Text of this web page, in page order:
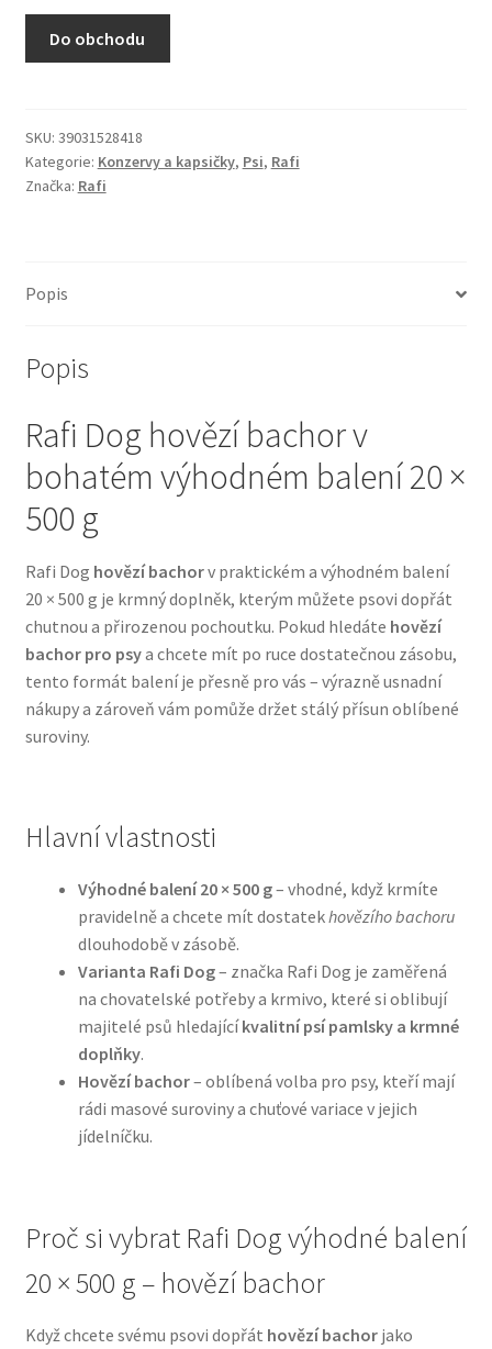
N&D Farmina pro kočky — Italské holistic krmivo
Pamlsky pro kočky
Purizon pro kočky
Veterinární dieta pro kočky
Vše pro psy — Krmivo, doplňky, vybavení
Boudy a výběhy
Bozita pro psy — Švédské krmivo s nordickou kvalitou
Brit pro psy
Granule pro psy
Natural Trainer pro psy — Italské krmivo s
přírodními složkami
Hračky pro psy
Konzervy a kapsičky pro psy
N&D Farmina pro psy — Italské holistic krmivo
Oblečky pro psy
Ortopedické pelíšky
Přepravky pro psy
Do obchodu
SKU: 39031528418
Kategorie: Konzervy a kapsičky, Psi, Rafi
Značka: Rafi
Popis
Popis
Rafi Dog hovězí bachor v
bohatém výhodném balení 20 ×
500 g
Rafi Dog hovězí bachorv praktickém a výhodném balení
20 × 500 g je krmný doplněk, kterým můžete psovi dopřát
chutnou a přirozenou pochoutku. Pokud hledáte hovězí
bachor pro psya chcete mít po ruce dostatečnou zásobu,
tento formát balení je přesně pro vás – výrazně usnadní
nákupy a zároveň vám pomůže držet stálý přísun oblíbené
suroviny.
Hlavní vlastnosti
Výhodné balení 20 × 500 g– vhodné, když krmíte
pravidelně a chcete mít dostatekhovězího bachoru
dlouhodobě v zásobě.
Varianta Rafi Dog– značka Rafi Dog je zaměřená
na chovatelské potřeby a krmivo, které si oblibují
majitelé psů hledajícíkvalitní psí pamlsky a krmné
doplňky.
Hovězí bachor– oblíbená volba pro psy, kteří mají
rádi masové suroviny a chuťové variace v jejich
jídelníčku.
Proč si vybrat Rafi Dog výhodné balení
20 × 500 g – hovězí bachor
Když chcete svému psovi dopřát hovězí bachorjako